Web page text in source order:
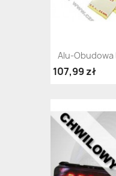
Alu-Obudowa
107,99 zł